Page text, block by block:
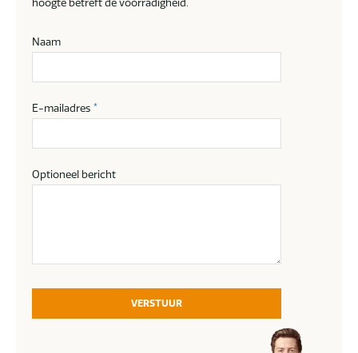
Naam
E-mailadres *
Optioneel bericht
VERSTUUR